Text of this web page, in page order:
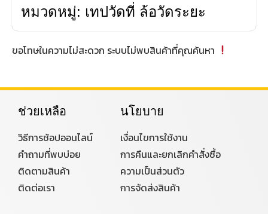
หมวดหมู่: เทปวัดที่ ล้อวัดระยะ
ขอโทษในความไม่สะดวก ระบบไม่พบสินค้าที่คุณค้นหา
ช่วยเหลือ
วิธีการช้อปออนไลน์
คำถามที่พบบ่อย
ติดตามสินค้า
ติดต่อเรา
นโยบาย
เงื่อนไขการใช้งาน
การคืนและยกเลิกคำสั่งซื้อ
ความเป็นส่วนตัว
การจัดส่งสินค้า